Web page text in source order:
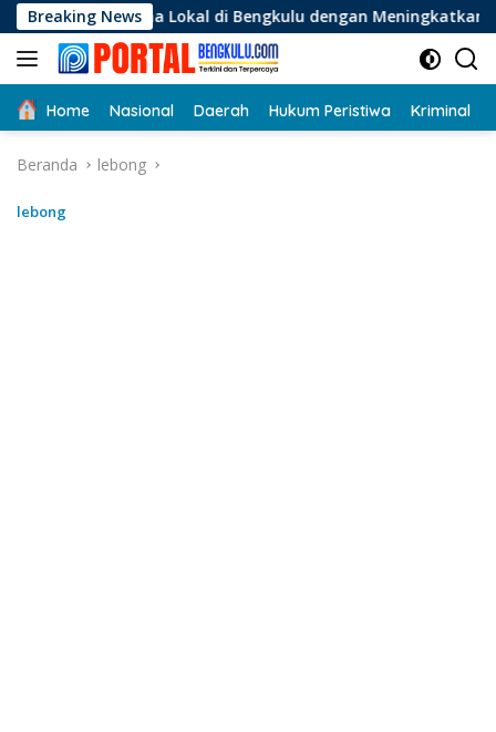
Langsung
ke
konten
Breaking News
Lokal di Bengkulu dengan Meningkatkan Ruang Publik
Home Nasional Daerah Hukum Peristiwa Kriminal
Beranda lebong
lebong